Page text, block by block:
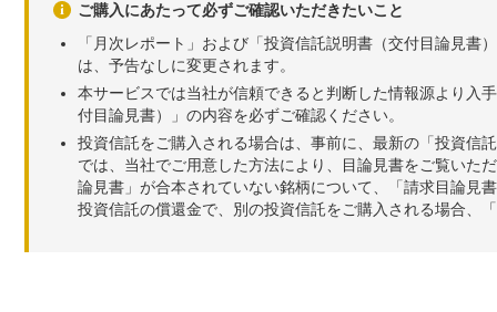
ご購入にあたって必ずご確認いただきたいこと
「月次レポート」および「投資信託説明書（交付目論見
は、予告なしに変更されます。
本サービスでは当社が信頼できると判断した情報源より入
付目論見書）」の内容を必ずご確認ください。
投資信託をご購入される場合は、事前に、最新の「投資信
では、当社でご用意した方法により、目論見書をご覧いた
論見書」が合本されていない銘柄について、「請求目論見
投資信託の償還金で、別の投資信託をご購入される場合、